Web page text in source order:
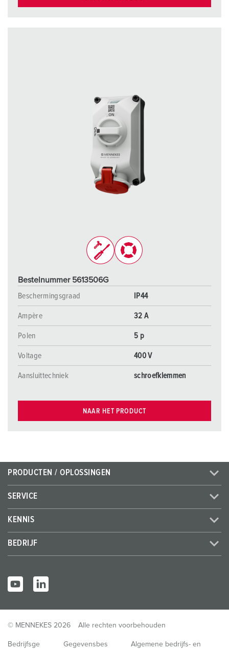
Bestelnummer 5613506G
Beschermingsgraad
IP44
Ampère 32 A
Polen 5 p
Voltage 400 V
Aansluittechniek schroefklemmen
NAAR HET PRODUCT
PRODUCTEN / OPLOSSINGEN
SERVICE
KENNIS
BEDRIJF
© MENNEKES 2026 Alle rechten voorbehouden
Bedrijfsge Gegevensbes Algemene bedrijfs- en